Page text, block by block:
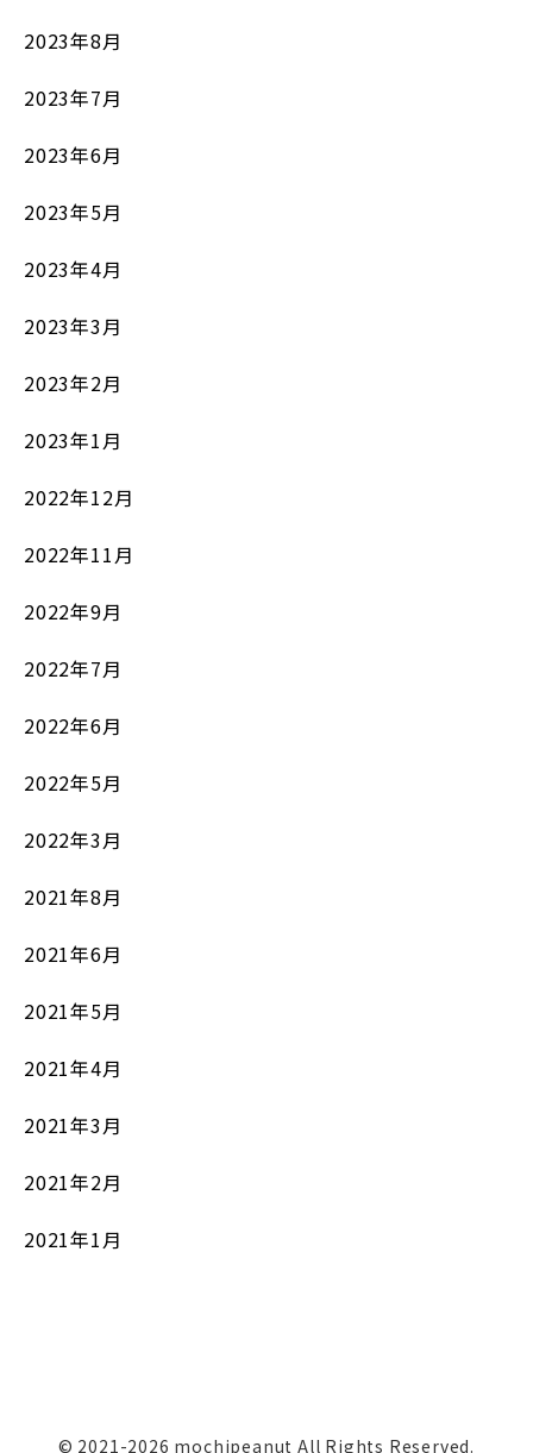
2023年8月
2023年7月
2023年6月
2023年5月
2023年4月
2023年3月
2023年2月
2023年1月
2022年12月
2022年11月
2022年9月
2022年7月
2022年6月
2022年5月
2022年3月
2021年8月
2021年6月
2021年5月
2021年4月
2021年3月
2021年2月
2021年1月
© 2021-2026 mochipeanut All Rights Reserved.